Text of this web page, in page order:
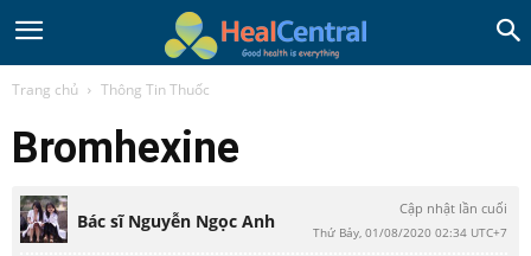
Trang chủ Thông Tin Thuốc
Bromhexine
Bác sĩ Nguyễn Ngọc Anh
Cập nhật lần cuối
Thứ Bảy, 01/08/2020 02:34 UTC+7